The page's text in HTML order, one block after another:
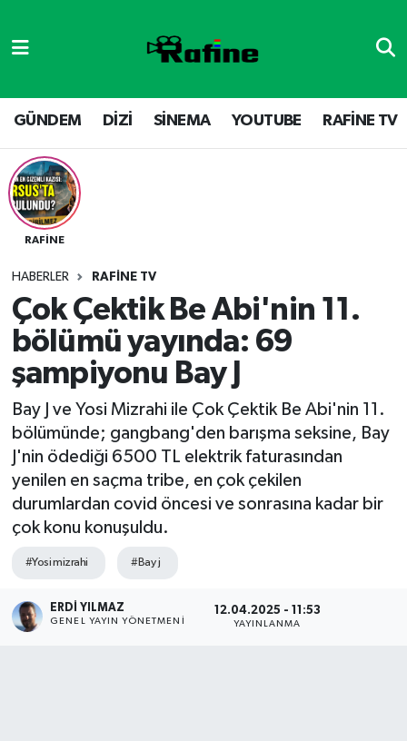
GÜNDEM DİZİ SİNEMA YOUTUBE RAFİNE TV
RAFİNE
HABERLER RAFİNE TV
Çok Çektik Be Abi'nin 11.
bölümü yayında: 69
şampiyonu Bay J
Bay J ve Yosi Mizrahi ile Çok Çektik Be Abi'nin 11.
bölümünde; gangbang'den barışma seksine, Bay
J'nin ödediği 6500 TL elektrik faturasından
yenilen en saçma tribe, en çok çekilen
durumlardan covid öncesi ve sonrasına kadar bir
çok konu konuşuldu.
#Yosi mizrahi #Bay j
ERDI YILMAZ
GENEL YAYIN YÖNETMENI
12.04.2025 - 11:53
YAYINLANMA
DİZİ
SİNEMA
YOUTUBE
GÜNDEM
RAFİNE TV
SİNEMA
YOUTUBE
Hava Durumu
Namaz Vakitleri
Trafik Durumu
Tüm Manşetler
Son Dakika Haberleri
Haber Arşivi